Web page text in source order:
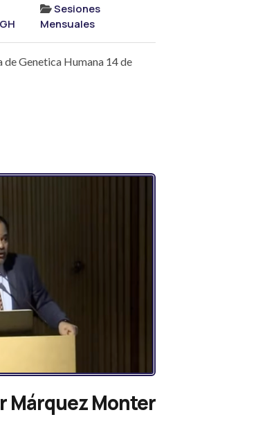
Sesiones
Mensuales
Genetica Humana 14 de
Márquez Monter